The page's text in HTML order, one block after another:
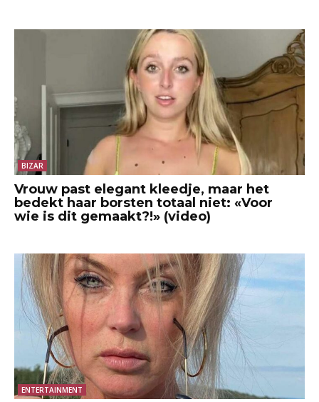
BIZAR
Vrouw past elegant kleedje, maar het
bedekt haar borsten totaal niet: «Voor
wie is dit gemaakt?!» (video)
ENTERTAINMENT